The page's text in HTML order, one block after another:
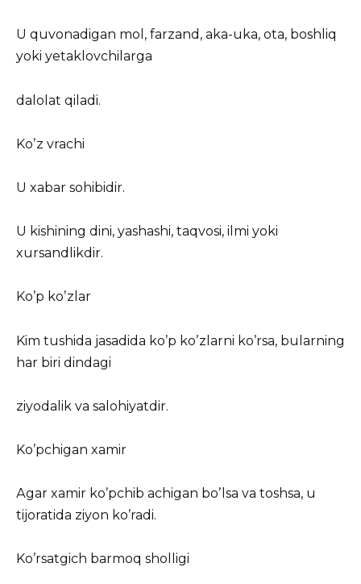
U quvonadigan mol, farzand, aka-uka, ota, boshliq
yoki yetaklovchilarga
dalolat qiladi.
Koʼz vrachi
U xabar sohibidir.
U kishining dini, yashashi, taqvosi, ilmi yoki
xursandlikdir.
Koʼp koʼzlar
Kim tushida jasadida koʼp koʼzlarni koʼrsa, bularning
har biri dindagi
ziyodalik va salohiyatdir.
Koʼpchigan xamir
Аgar xamir koʼpchib achigan boʼlsa va toshsa, u
tijoratida ziyon koʼradi.
Koʼrsatgich barmoq sholligi